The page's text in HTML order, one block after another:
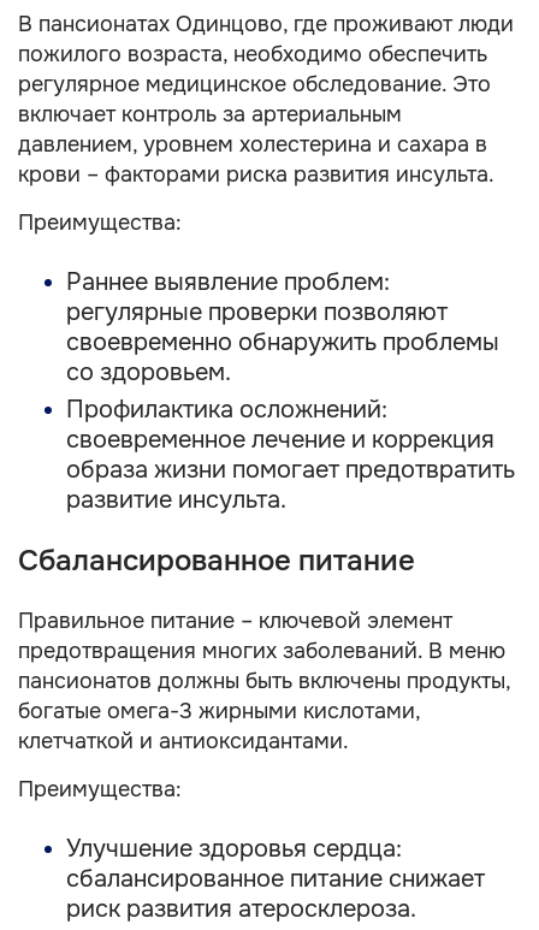
В пансионатах Одинцово, где проживают люди
пожилого возраста, необходимо обеспечить
регулярное медицинское обследование. Это
включает контроль за артериальным
давлением, уровнем холестерина и сахара в
крови – факторами риска развития инсульта.
Преимущества:
Раннее выявление проблем:
регулярные проверки позволяют
своевременно обнаружить проблемы
со здоровьем.
Профилактика осложнений:
своевременное лечение и коррекция
образа жизни помогает предотвратить
развитие инсульта.
Сбалансированное питание
Правильное питание – ключевой элемент
предотвращения многих заболеваний. В меню
пансионатов должны быть включены продукты,
богатые омега-3 жирными кислотами,
клетчаткой и антиоксидантами.
Преимущества:
Улучшение здоровья сердца:
сбалансированное питание снижает
риск развития атеросклероза.